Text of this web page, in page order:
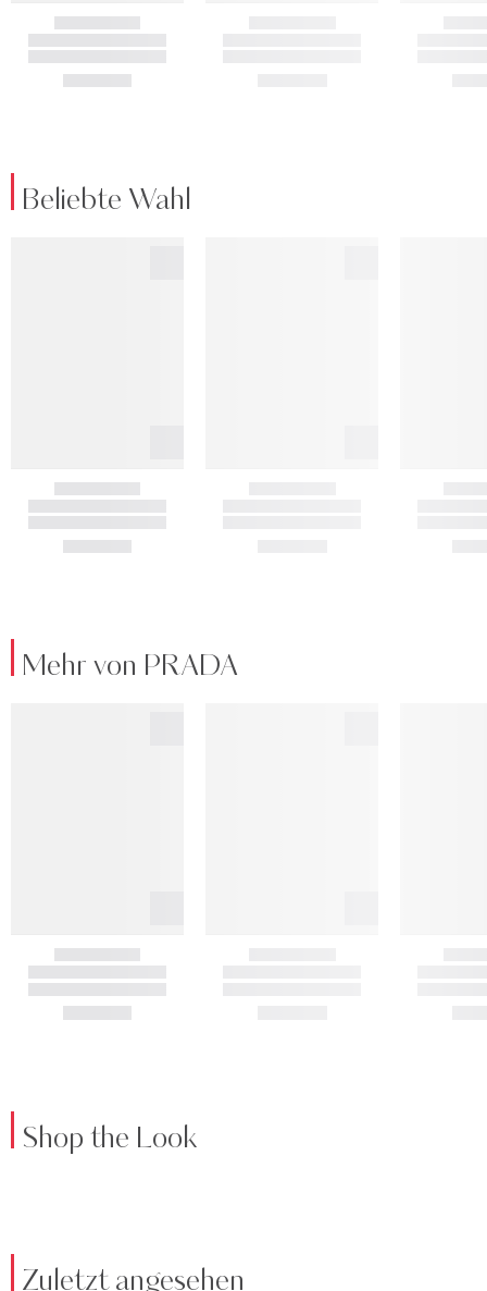
Beliebte Wahl
Mehr von PRADA
Shop the Look
Zuletzt angesehen